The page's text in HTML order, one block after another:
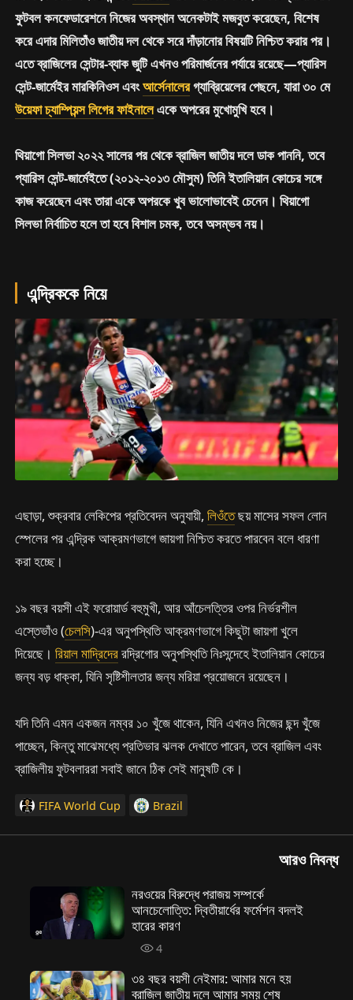
ফুটবল কনফেডারেশনে নিজের অবস্থান অনেকটাই মজবুত করেছেন, বিশেষ
করে এদার মিলিতাঁও জাতীয় দল থেকে সরে দাঁড়ানোর বিষয়টি নিশ্চিত করার পর।
এতে ব্রাজিলের সেন্টার-ব্যাক জুটি এখনও পরিমার্জনের পর্যায়ে রয়েছে—প্যারিস
সেন্ট-জার্মেইর মারকিনিওস এবংআর্সেনালেরগ্যাব্রিয়েলের পেছনে, যারা ৩০ মে
উয়েফা চ্যাম্পিয়ন্স লিগের ফাইনালেএকে অপরের মুখোমুখি হবে।
থিয়াগো সিলভা ২০২২ সালের পর থেকে ব্রাজিল জাতীয় দলে ডাক পাননি, তবে
প্যারিস সেন্ট-জার্মেইতে (২০১২-২০১৩ মৌসুম) তিনি ইতালিয়ান কোচের সঙ্গে
কাজ করেছেন এবং তারা একে অপরকে খুব ভালোভাবেই চেনেন। থিয়াগো
সিলভা নির্বাচিত হলে তা হবে বিশাল চমক, তবে অসম্ভব নয়।
এন্দ্রিককে নিয়ে
এছাড়া, শুক্রবার লেকিপের প্রতিবেদন অনুযায়ী,লিওঁতেছয় মাসের সফল লোন
স্পেলের পর এন্দ্রিক আক্রমণভাগে জায়গা নিশ্চিত করতে পারবেন বলে ধারণা
করা হচ্ছে।
১৯ বছর বয়সী এই ফরোয়ার্ড বহুমুখী, আর আঁচেলত্তির ওপর নির্ভরশীল
এস্তেভাঁও (চেলসি)-এর অনুপস্থিতি আক্রমণভাগে কিছুটা জায়গা খুলে
দিয়েছে।রিয়াল মাদ্রিদেররদ্রিগোর অনুপস্থিতি নিঃসন্দেহে ইতালিয়ান কোচের
জন্য বড় ধাক্কা, যিনি সৃষ্টিশীলতার জন্য মরিয়া প্রয়োজনে রয়েছেন।
যদি তিনি এমন একজন নম্বর ১০ খুঁজে থাকেন, যিনি এখনও নিজের ছন্দ খুঁজে
পাচ্ছেন, কিন্তু মাঝেমধ্যে প্রতিভার ঝলক দেখাতে পারেন, তবে ব্রাজিল এবং
ব্রাজিলীয় ফুটবলাররা সবাই জানে ঠিক সেই মানুষটি কে।
FIFA World Cup Brazil
আরও নিবন্ধ
নরওয়ের বিরুদ্ধে পরাজয় সম্পর্কে
আনচেলোত্তি: দ্বিতীয়ার্ধের ফর্মেশন বদলই
হারের কারণ
4
৩৪ বছর বয়সী নেইমার: আমার মনে হয়
ব্রাজিল জাতীয় দলে আমার সময় শেষ